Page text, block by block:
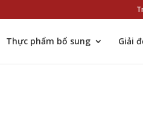
Thực phẩm bổ sung Giải